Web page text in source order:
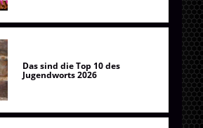
Das sind die Top 10 des
Jugendworts 2026